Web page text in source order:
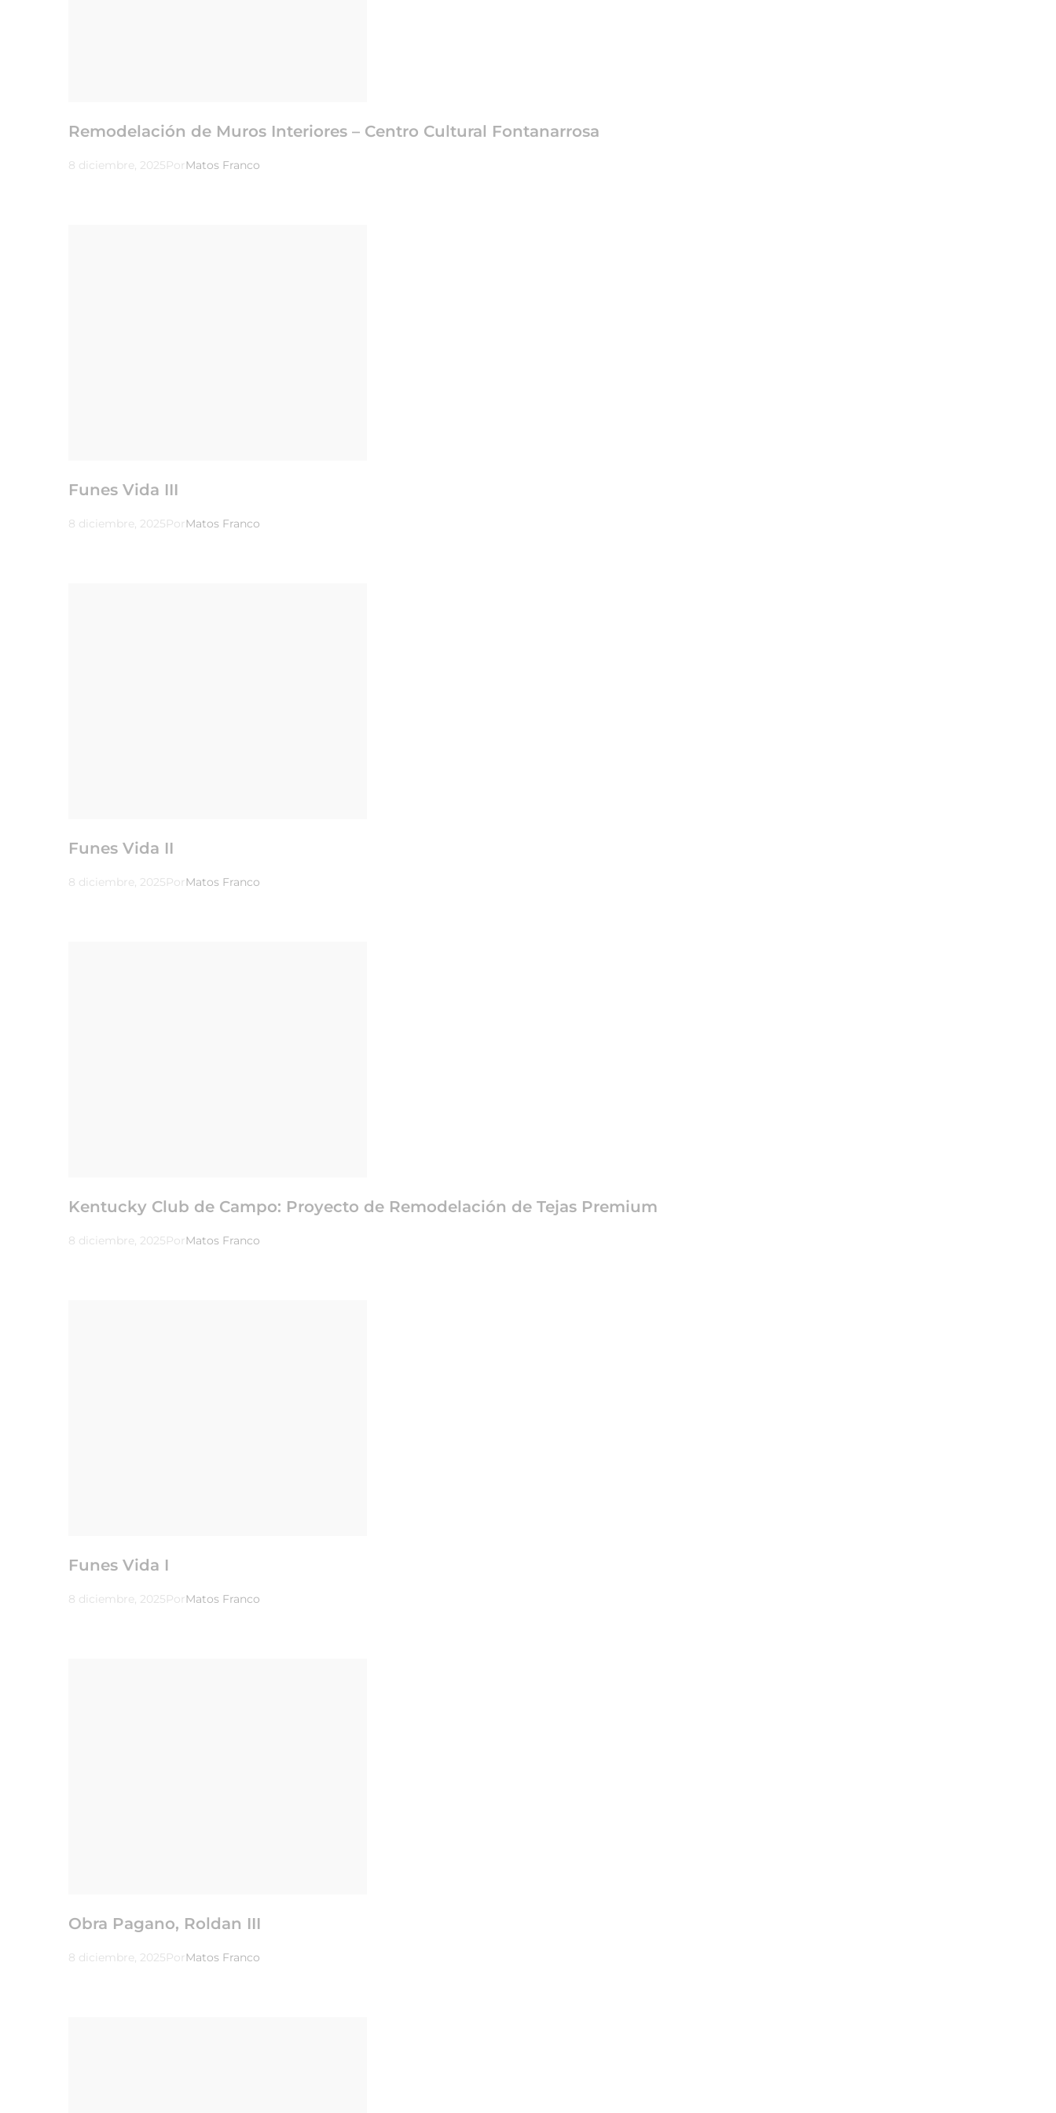
Remodelación de Muros Interiores – Centro Cultural Fontanarrosa
8 diciembre, 2025PorMatos Franco
Funes Vida III
8 diciembre, 2025PorMatos Franco
Funes Vida II
8 diciembre, 2025PorMatos Franco
Kentucky Club de Campo: Proyecto de Remodelación de Tejas Premium
8 diciembre, 2025PorMatos Franco
Funes Vida I
8 diciembre, 2025PorMatos Franco
Obra Pagano, Roldan III
8 diciembre, 2025PorMatos Franco